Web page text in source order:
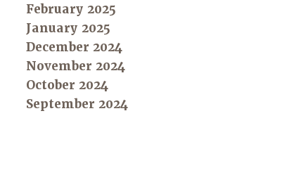
February 2025
January 2025
December 2024
November 2024
October 2024
September 2024